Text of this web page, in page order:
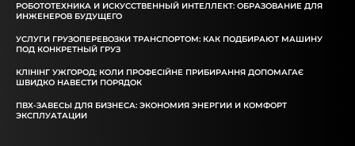
РОБОТОТЕХНИКА И ИСКУССТВЕННЫЙ ИНТЕЛЛЕКТ: ОБРАЗОВАНИЕ ДЛЯ
ИНЖЕНЕРОВ БУДУЩЕГО
УСЛУГИ ГРУЗОПЕРЕВОЗКИ ТРАНСПОРТОМ: КАК ПОДБИРАЮТ МАШИНУ
ПОД КОНКРЕТНЫЙ ГРУЗ
КЛІНІНГ УЖГОРОД: КОЛИ ПРОФЕСІЙНЕ ПРИБИРАННЯ ДОПОМАГАЄ
ШВИДКО НАВЕСТИ ПОРЯДОК
ПВХ-ЗАВЕСЫ ДЛЯ БИЗНЕСА: ЭКОНОМИЯ ЭНЕРГИИ И КОМФОРТ
ЭКСПЛУАТАЦИИ